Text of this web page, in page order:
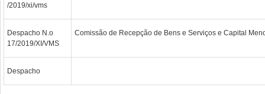
/2019/xi/vms
Despacho N.o
17/2019/XI/VMS
Comissão de Recepção de Bens e Serviços e Capital
Despacho